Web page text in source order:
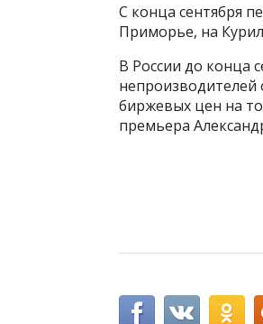
С конца сентября
Приморье, на
В России до конца
непроизводителей
биржевых цен на
премьера